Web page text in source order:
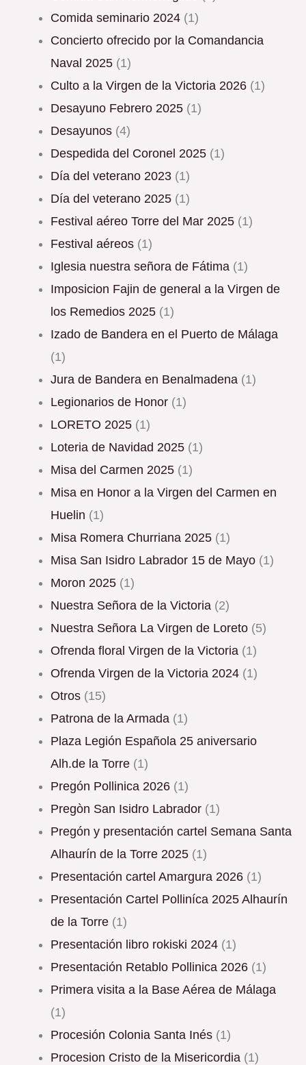
Comida seminario 2024 (1)
Concierto ofrecido por la Comandancia
Naval 2025 (1)
Culto a la Virgen de la Victoria 2026 (1)
Desayuno Febrero 2025 (1)
Desayunos (4)
Despedida del Coronel 2025 (1)
Día del veterano 2023 (1)
Día del veterano 2025 (1)
Festival aéreo Torre del Mar 2025 (1)
Festival aéreos (1)
Iglesia nuestra señora de Fátima (1)
Imposicion Fajin de general a la Virgen de
los Remedios 2025 (1)
Izado de Bandera en el Puerto de Málaga
(1)
Jura de Bandera en Benalmadena (1)
Legionarios de Honor (1)
LORETO 2025 (1)
Loteria de Navidad 2025 (1)
Misa del Carmen 2025 (1)
Misa en Honor a la Virgen del Carmen en
Huelin (1)
Misa Romera Churriana 2025 (1)
Misa San Isidro Labrador 15 de Mayo (1)
Moron 2025 (1)
Nuestra Señora de la Victoria (2)
Nuestra Señora La Virgen de Loreto (5)
Ofrenda floral Virgen de la Victoria (1)
Ofrenda Virgen de la Victoria 2024 (1)
Otros (15)
Patrona de la Armada (1)
Plaza Legión Española 25 aniversario
Alh.de la Torre (1)
Pregón Pollinica 2026 (1)
Pregòn San Isidro Labrador (1)
Pregón y presentación cartel Semana Santa
Alhaurín de la Torre 2025 (1)
Presentación cartel Amargura 2026 (1)
Presentación Cartel Polliníca 2025 Alhaurín
de la Torre (1)
Presentación libro rokiski 2024 (1)
Presentación Retablo Pollinica 2026 (1)
Primera visita a la Base Aérea de Málaga
(1)
Procesión Colonia Santa Inés (1)
Procesion Cristo de la Misericordia (1)